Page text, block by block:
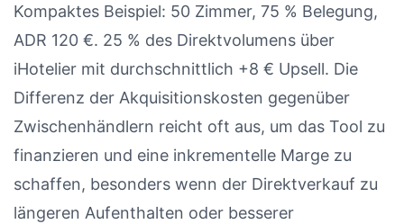
Kompaktes Beispiel: 50 Zimmer, 75 % Belegung,
ADR 120 €. 25 % des Direktvolumens über
iHotelier mit durchschnittlich +8 € Upsell. Die
Differenz der Akquisitionskosten gegenüber
Zwischenhändlern reicht oft aus, um das Tool zu
finanzieren und eine inkrementelle Marge zu
schaffen, besonders wenn der Direktverkauf zu
längeren Aufenthalten oder besserer